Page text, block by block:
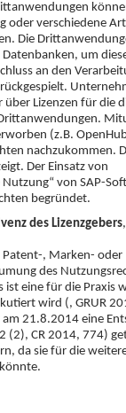
oder verschiedene
Die
um
an den
Lizenzen für die
(z.B.
nachzukommen.
Der Einsatz von
von SAP-
begründet.
des Lizenzgebers
Patent-, Marken- oder
des
ist eine für die Praxis
wird (, GRUR
21.8.2014 eine
(2), CR 2014, 774)
da sie für die